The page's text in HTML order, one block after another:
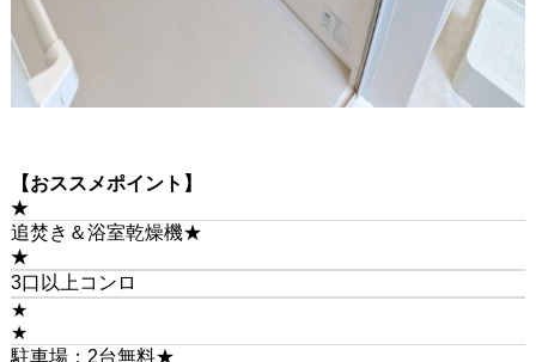
【おススメポイント】
★
追焚き＆浴室乾燥機★
★
3口以上コンロ
★
★
駐車場：2台無料★